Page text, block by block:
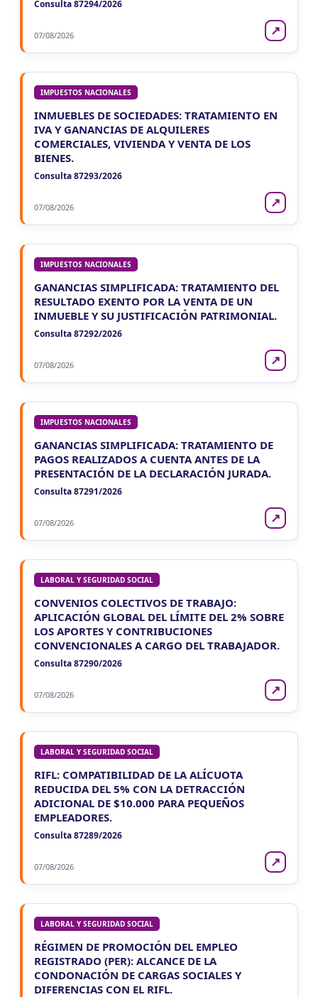
Consulta 87294/2026
07/08/2026 ↗
IMPUESTOS NACIONALES
INMUEBLES DE SOCIEDADES: TRATAMIENTO EN
IVA Y GANANCIAS DE ALQUILERES
COMERCIALES, VIVIENDA Y VENTA DE LOS
BIENES.
Consulta 87293/2026
07/08/2026 ↗
IMPUESTOS NACIONALES
GANANCIAS SIMPLIFICADA: TRATAMIENTO DEL
RESULTADO EXENTO POR LA VENTA DE UN
INMUEBLE Y SU JUSTIFICACIÓN PATRIMONIAL.
Consulta 87292/2026
07/08/2026 ↗
IMPUESTOS NACIONALES
GANANCIAS SIMPLIFICADA: TRATAMIENTO DE
PAGOS REALIZADOS A CUENTA ANTES DE LA
PRESENTACIÓN DE LA DECLARACIÓN JURADA.
Consulta 87291/2026
07/08/2026 ↗
LABORAL Y SEGURIDAD SOCIAL
CONVENIOS COLECTIVOS DE TRABAJO:
APLICACIÓN GLOBAL DEL LÍMITE DEL 2% SOBRE
LOS APORTES Y CONTRIBUCIONES
CONVENCIONALES A CARGO DEL TRABAJADOR.
Consulta 87290/2026
07/08/2026 ↗
LABORAL Y SEGURIDAD SOCIAL
RIFL: COMPATIBILIDAD DE LA ALÍCUOTA
REDUCIDA DEL 5% CON LA DETRACCIÓN
ADICIONAL DE $10.000 PARA PEQUEÑOS
EMPLEADORES.
Consulta 87289/2026
07/08/2026 ↗
LABORAL Y SEGURIDAD SOCIAL
RÉGIMEN DE PROMOCIÓN DEL EMPLEO
REGISTRADO (PER): ALCANCE DE LA
CONDONACIÓN DE CARGAS SOCIALES Y
DIFERENCIAS CON EL RIFL.